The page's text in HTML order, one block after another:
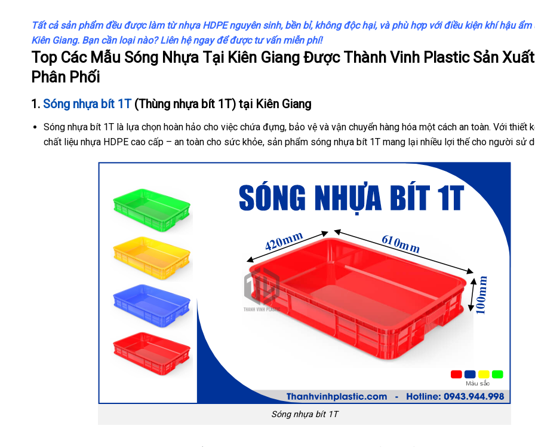
Tất cả sản phẩm đều được làm từ nhựa HDPE nguyên sinh, bền bỉ, không độc hại, và phù hợp với điều kiện khí hậu ẩm
Kiên Giang. Bạn cần loại nào? Liên hệ ngay để được tư vấn miễn phí!
Top Các Mẫu Sóng Nhựa Tại Kiên Giang Được Thành Vinh Plastic Sản
Phân Phối
1. Sóng nhựa bít 1T(Thùng nhựa bít 1T) tại Kiên Giang
Sóng nhựa bít 1T là lựa chọn hoàn hảo cho việc chứa đựng, bảo vệ và vận chuyển hàng hóa một cách an toàn. Với thiết
chất liệu nhựa HDPE cao cấp – an toàn cho sức khỏe, sản phẩm sóng nhựa bít 1T mang lại nhiều lợi thế cho người sử
Sóng nhựa bít 1T